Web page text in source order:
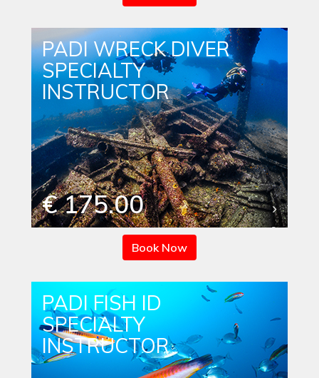
PADI WRECK DIVER
SPECIALTY
INSTRUCTOR
€ 175.00
Book Now
PADI FISH ID
SPECIALTY
INSTRUCTOR